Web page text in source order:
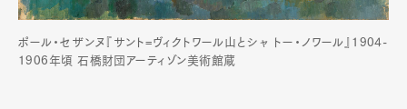
ポール・セザンヌ『サント=ヴィクトワール山とシャ トー・ノワール』1904-
1906年頃 石橋財団アーティゾン美術館蔵